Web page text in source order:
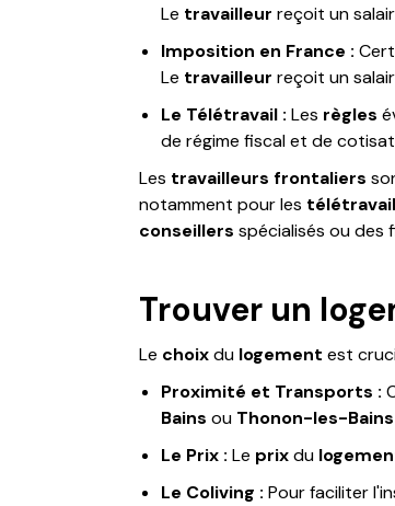
Le travailleur reçoit un
Imposition en France :
Le travailleur reçoit un
Le Télétravail : Les règles
de régime fiscal et de
Les travailleurs frontaliers
notamment pour les
conseillers spécialisés ou des
Trouver un
Le choixdu logement est
Proximité et Transports :
Bains ou Thonon-les-Bains
Le Prix : Le prixdu
Le Coliving : Pour faciliter